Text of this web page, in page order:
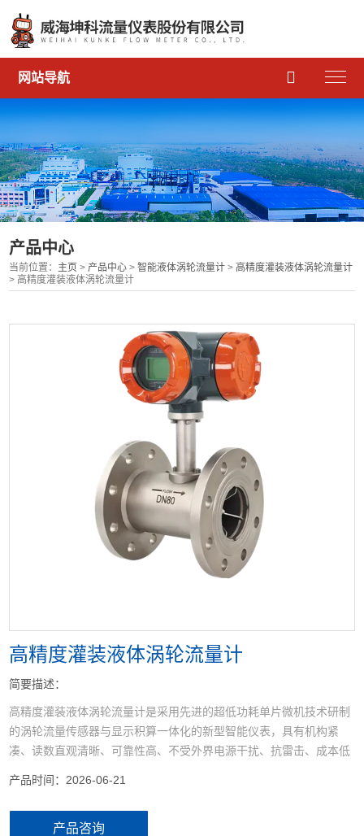
网站导航 
产品中心
当前位置： 主页 > 产品中心 >智能液体涡轮流量计 >高精度灌装液体涡轮流量计
> 高精度灌装液体涡轮流量计
高精度灌装液体涡轮流量计
简要描述：
高精度灌装液体涡轮流量计是采用先进的超低功耗单片微机技术研制
的涡轮流量传感器与显示积算一体化的新型智能仪表，具有机构紧
凑、读数直观清晰、可靠性高、不受外界电源干扰、抗雷击、成本低
产品时间：2026-06-21
产品咨询